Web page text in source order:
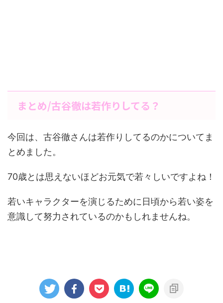
まとめ/古谷徹は若作りしてる？
今回は、古谷徹さんは若作りしてるのかについてま
とめました。
70歳とは思えないほどお元気で若々しいですよね！
若いキャラクターを演じるために日頃から若い姿を
意識して努力されているのかもしれませんね。